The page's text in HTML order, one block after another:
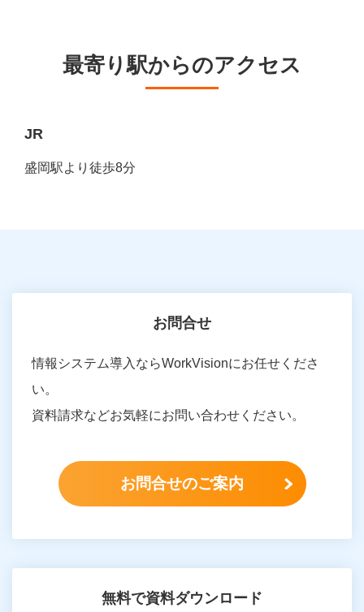
最寄り駅からのアクセス
JR
盛岡駅より徒歩8分
お問合せ
情報システム導入ならWorkVisionにお任せくださ
い。
資料請求などお気軽にお問い合わせください。
お問合せのご案内
無料で資料ダウンロード